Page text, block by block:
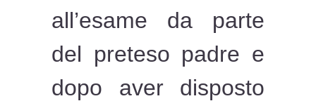
all’esame da parte
del preteso padre e
dopo aver disposto